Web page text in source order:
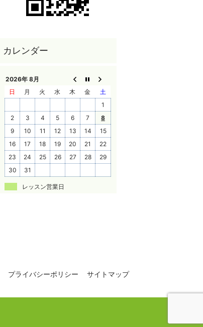
2026年 8月
日
月 火 水 木 金
土
1
2
3 4 5 6 7
8
9
10 11 12 13 14
15
16
17 18 19 20 21
22
23
24 25 26 27 28
29
30
31
レッスン営業日
プライバシーポリシー サイトマップ